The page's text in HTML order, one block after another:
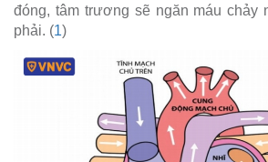
đóng, tâm trương sẽ ngăn máu chảy
phải. (1)